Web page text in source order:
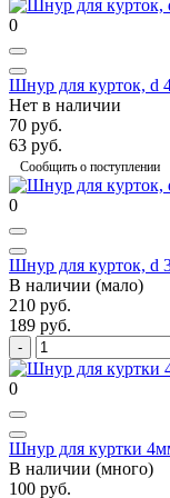
0
Шнур для курток, d
Нет в наличии
70 руб.
63 руб.
Сообщить о поступлении
0
Шнур для курток, d
В наличии (мало)
210 руб.
189 руб.
0
Шнур для куртки
В наличии (много)
100 руб.